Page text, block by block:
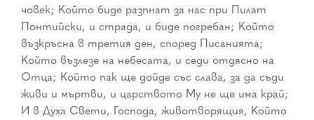
човек; Който биде разпнат за нас при Пилат
Понтийски, и страда, и биде погребан; Който
възкръсна в третия ден, според Писанията;
Който възлезе на небесата, и седи отдясно на
Отца; Който пак ще дойде със слава, за да съди
живи и мъртви, и царството Му не ще има край;
И в Духа Свети, Господа, животворящия, Който